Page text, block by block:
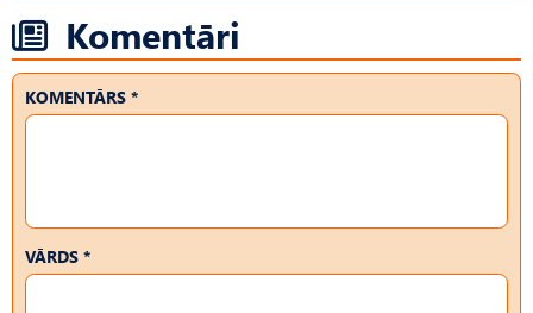
Komentāri
KOMENTĀRS *
VĀRDS *